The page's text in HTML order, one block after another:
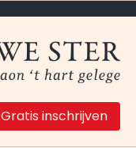
Gratis inschrijven